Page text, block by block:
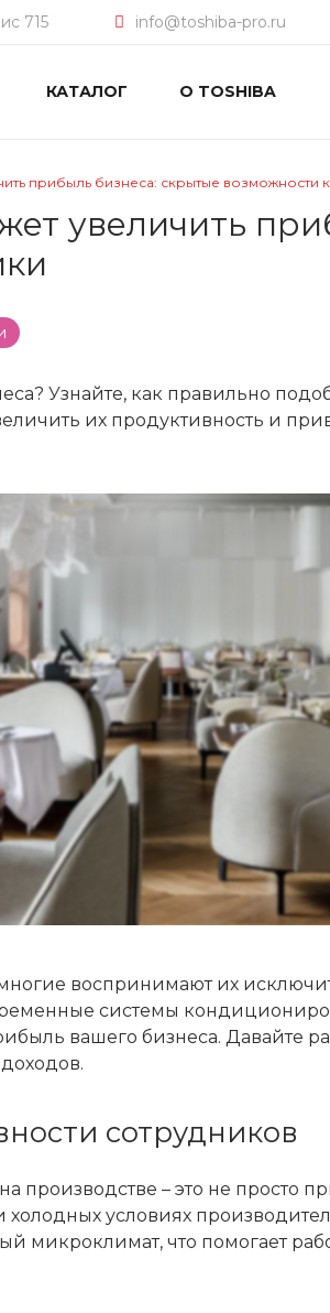
715 info@toshiba-pro.ru
КАТАЛОГ О TOSHIBA
прибыль бизнеса: скрытые возможности
увеличить
Узнайте, как правильно
их продуктивность и
воспринимают их
системы
вашего бизнеса. Давайте
сотрудников
производстве – это не просто
условиях
микроклимат, что помогает